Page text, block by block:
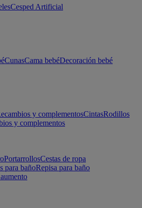
Cesped Artificial
CunasCama bebéDecoración bebé
y complementosCintasRodillos
y complementos
PortarrollosCestas de ropa
para bañoRepisa para baño